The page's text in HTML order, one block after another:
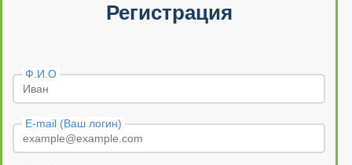
Регистрация
Ф.И.О
E-mail (Ваш логин)